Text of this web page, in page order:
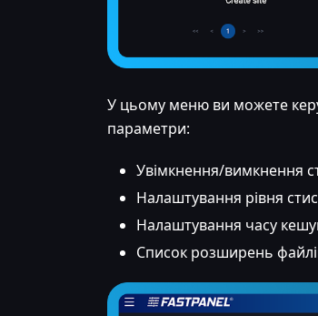
У цьому меню ви можете
параметри:
Увімкнення/вимкнення
Налаштування рівня
Налаштування часу
Список розширень